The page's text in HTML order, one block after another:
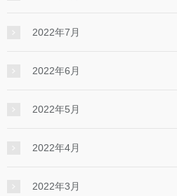
2022年7月
2022年6月
2022年5月
2022年4月
2022年3月